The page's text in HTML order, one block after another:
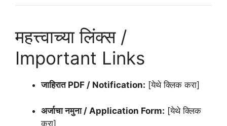
महत्त्वाच्या लिंक्स /
Important Links
जाहिरात PDF / Notification: [येथे क्लिक करा]
अर्जाचा नमुना / Application Form: [येथे क्लिक
करा]